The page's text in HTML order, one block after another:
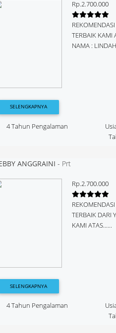
Rp.2.700.000
TERBAIK KAMI
NAMA :
SELENGKAPNYA
4 Tahun Pengalaman
ANGGRAINI - Prt
Rp.2.700.000
TERBAIK DARI
KAMI ATAS......
SELENGKAPNYA
4 Tahun Pengalaman